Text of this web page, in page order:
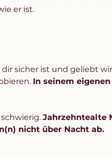
er ist.
sicher ist und geliebt
In seinem
Jahrzehntealte
nicht über Nacht ab.